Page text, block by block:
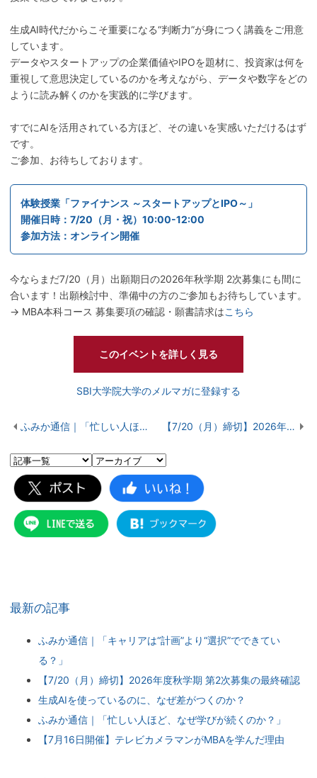
生成AI時代だからこそ重要になる“判断力”が身につく講義をご用意
しています。
データやスタートアップの企業価値やIPOを題材に、投資家は何を
重視して意思決定しているのかを考えながら、データや数字をどの
ように読み解くのかを実践的に学びます。
すでにAIを活用されている方ほど、その違いを実感いただけるはず
です。
ご参加、お待ちしております。
体験授業「ファイナンス ～スタートアップとIPO～」
開催日時：7/20（月・祝）10:00-12:00
参加方法：オンライン開催
今ならまだ7/20（月）出願期日の2026年秋学期 2次募集にも間に
合います！出願検討中、準備中の方のご参加もお待ちしています。
→ MBA本科コース 募集要項の確認・願書請求はこちら
このイベントを詳しく見る
SBI大学院大学のメルマガに登録する
ふみか通信｜「忙しい人ほど、なぜ学びが続くのか？」 【7/20（月）締切】2026年度秋学期 第2次募集の最終確認
最新の記事
ふみか通信｜「キャリアは“計画”より“選択”でできてい
る？」
【7/20（月）締切】2026年度秋学期 第2次募集の最終確認
生成AIを使っているのに、なぜ差がつくのか？
ふみか通信｜「忙しい人ほど、なぜ学びが続くのか？」
【7月16日開催】テレビカメラマンがMBAを学んだ理由